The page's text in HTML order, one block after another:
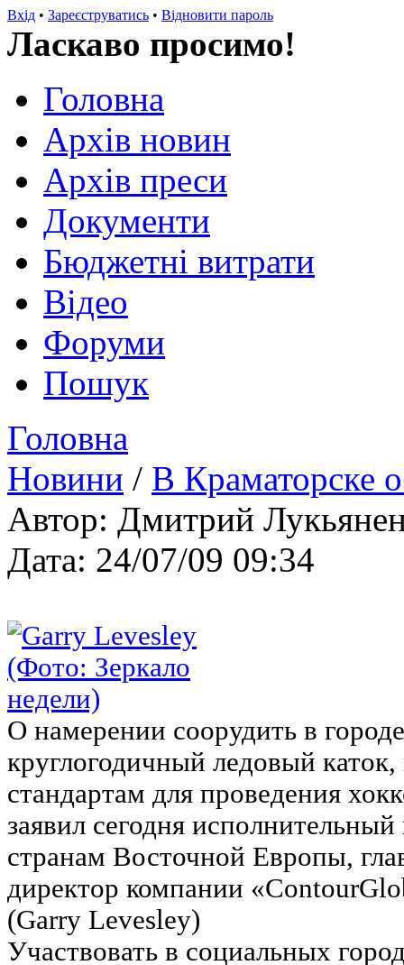
Вхід • Зареєструватись • Відновити пароль
Ласкаво просимо!
Головна
Архів новин
Архів преси
Документи
Бюджетні витрати
Відео
Форуми
Пошук
Головна
Новини / В Краматорске
Автор: Дмитрий
Дата: 24/07/09 09:34
О намерении соорудить в
круглогодичный ледовый
стандартам для проведения
заявил сегодня
странам Восточной Европы,
директор компании
(Garry Levesley)
Участвовать в социальных